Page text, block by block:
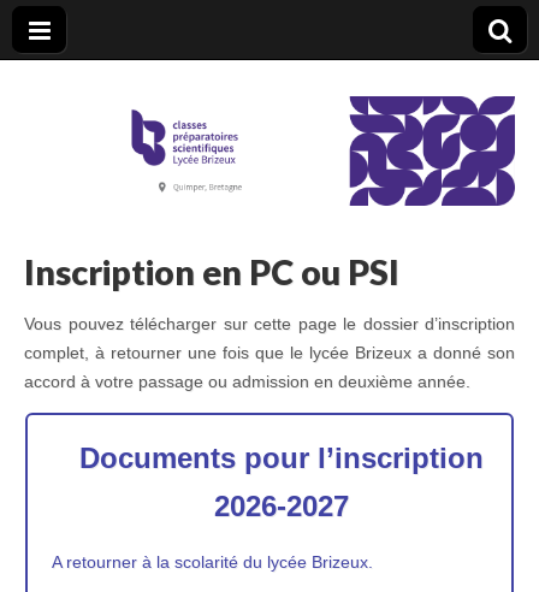
CPGE Brizeux
Inscription en PC ou PSI
Vous pouvez télécharger sur cette page le dossier d’inscription
complet, à retourner une fois que le lycée Brizeux a donné son
accord à votre passage ou admission en deuxième année.
Documents pour l’inscription
2026-2027
A retourner à la scolarité du lycée Brizeux.